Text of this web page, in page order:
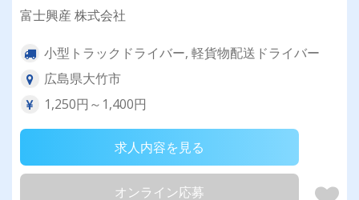
富士興産 株式会社
小型トラックドライバー, 軽貨物配送ドライバー
広島県大竹市
1,250円～1,400円
求人内容を見る
オンライン応募